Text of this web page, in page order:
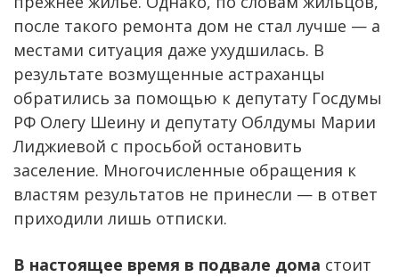
после такого ремонта дом не стал лучше — а
местами ситуация даже ухудшилась. В
результате возмущенные астраханцы
обратились за помощью к депутату Госдумы
РФ Олегу Шеину и депутату Облдумы Марии
Лиджиевой с просьбой остановить
заселение. Многочисленные обращения к
властям результатов не принесли — в ответ
приходили лишь отписки.
В настоящее время в подвале дома стоит